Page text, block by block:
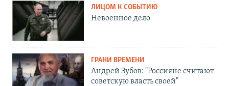
ЛИЦОМ К СОБЫТИЮ
Невоенное дело
ГРАНИ ВРЕМЕНИ
Андрей Зубов: "Россияне считают
советскую власть своей"